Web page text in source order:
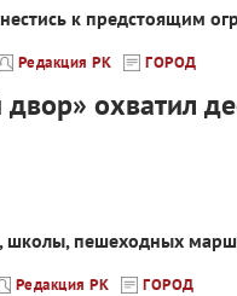
к предстоящим
Редакция РК ГОРОД
охватил
пешеходных
Редакция РК ГОРОД